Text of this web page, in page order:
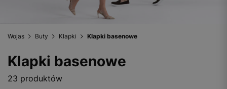
Wojas Buty Klapki Klapki basenowe
Klapki basenowe
23 produktów